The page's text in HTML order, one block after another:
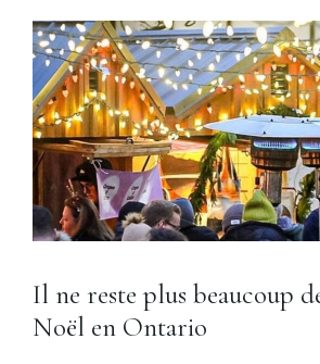
Il ne reste plus beaucoup
Noël en Ontario